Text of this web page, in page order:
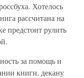
Хотелось
рассчитана на
предстоит рулить
за помощь и
книги, декану